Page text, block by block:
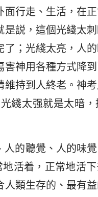
行走、生活，在
説，這個光綫太
；光綫太亮，人的
神用各種方式降
持到人終老。神
綫太强就是太暗
的聽覺、人的味
活着，正常地活
類生存的、最有